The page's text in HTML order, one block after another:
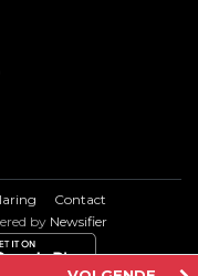
Contact
by Newsifier